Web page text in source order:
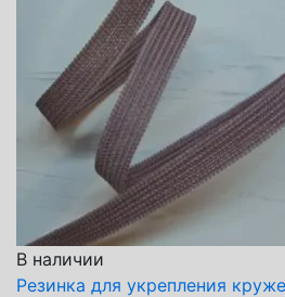
В наличии
Резинка для укрепления